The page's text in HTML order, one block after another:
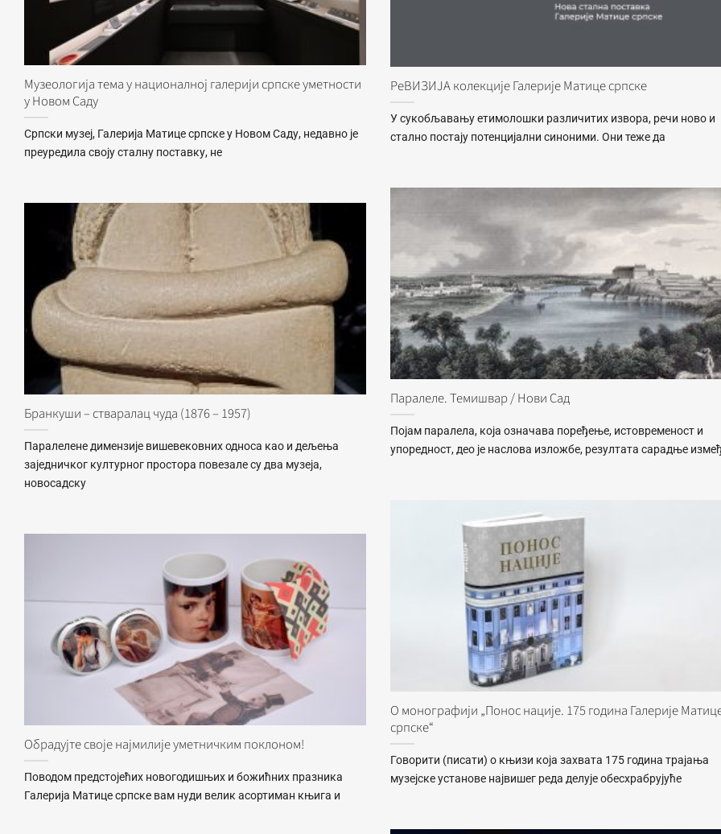
Музеологија тема у националној галерији српске уметности
у Новом Саду
Српски музеј, Галерија Матице српске у Новом Саду, недавно је
преуредила своју сталну поставку, не
РеВИЗИЈА колекције Галерије Матице српске
У сукобљавању етимолошки различитих извора, речи ново и
стално постају потенцијални синоними. Они теже да
Паралеле. Темишвар / Нови Сад
Појам паралела, која означава поређење, истовременост и
упоредност, део је наслова изложбе, резултата сарадње
Бранкуши – стваралац чуда (1876 – 1957)
Паралелене димензије вишевековних односа као и дељења
заједничког културног простора повезале су два музеја,
новосадску
О монографији „Понос нације. 175 година Галерије
српске“
Говорити (писати) о књизи која захвата 175 година трајања
музејске установе највишег реда делује обесхрабрујуће
Обрадујте своје најмилије уметничким поклоном!
Поводом предстојећих новогодишњих и божићних празника
Галерија Матице српске вам нуди велик асортиман књига и